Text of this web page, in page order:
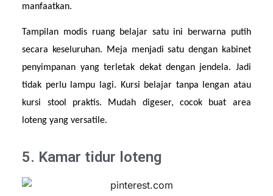
manfaatkan.
Tampilan modis ruang belajar satu ini berwarna putih
secara keseluruhan. Meja menjadi satu dengan kabinet
penyimpanan yang terletak dekat dengan jendela. Jadi
tidak perlu lampu lagi. Kursi belajar tanpa lengan atau
kursi stool praktis. Mudah digeser, cocok buat area
loteng yang versatile.
5. Kamar tidur loteng